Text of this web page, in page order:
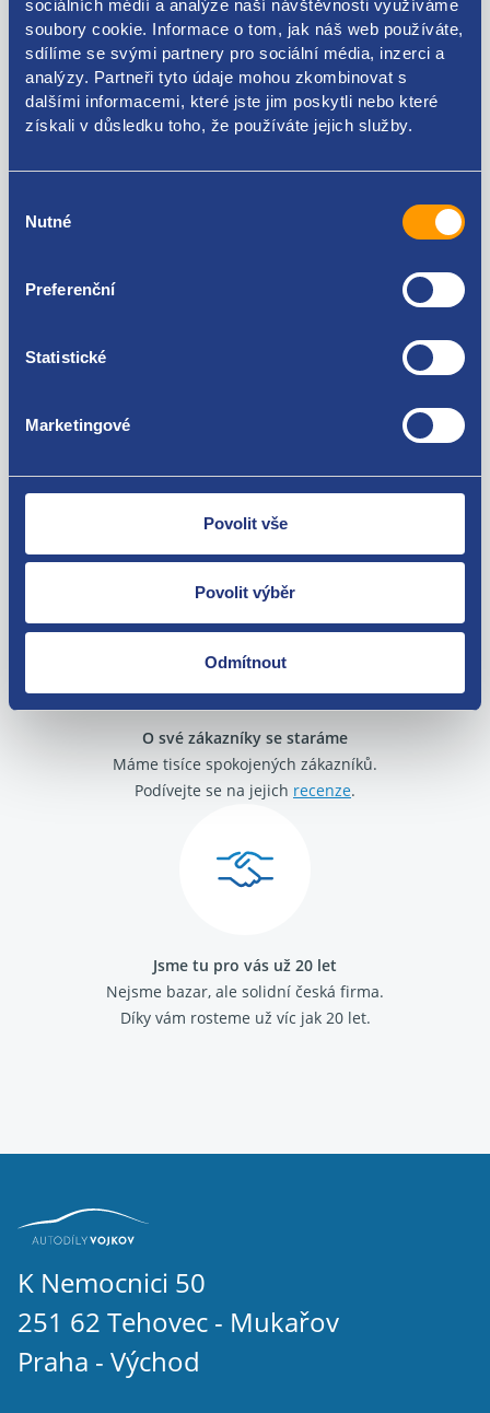
sociálních médií a analýze naší návštěvnosti využíváme
soubory cookie. Informace o tom, jak náš web používáte,
sdílíme se svými partnery pro sociální média, inzerci a
analýzy. Partneři tyto údaje mohou zkombinovat s
dalšími informacemi, které jste jim poskytli nebo které
získali v důsledku toho, že používáte jejich služby.
souhlasu
Nutné
Preferenční
Statistické
Marketingové
Povolit vše
Povolit výběr
Odmítnout
Kódy produktu
6Y0805588 6Y0805588L
Použitelné pro vozy
Škoda Fabia I 1999-2007 1.4
Zboží můžete vrátit do 60 dnů od
zakoupení. Nebo vám pošleme náhradu.
O své zákazníky se staráme
Máme tisíce spokojených zákazníků.
Podívejte se na jejich recenze.
Jsme tu pro vás už 20 let
Nejsme bazar, ale solidní česká firma.
Díky vám rosteme už víc jak 20 let.
K Nemocnici 50
251 62 Tehovec - Mukařov
Praha - Východ